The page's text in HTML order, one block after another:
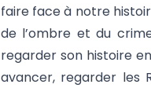
faire face à notre
de l’ombre et du
regarder son histoire
avancer, regarder les